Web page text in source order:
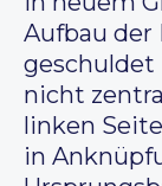
Aufbau der
geschuldet
nicht
linken
in